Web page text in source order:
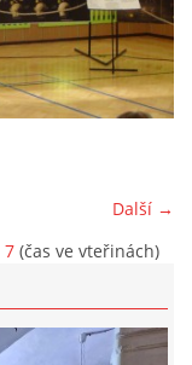
Další →
7 (čas ve vteřinách)